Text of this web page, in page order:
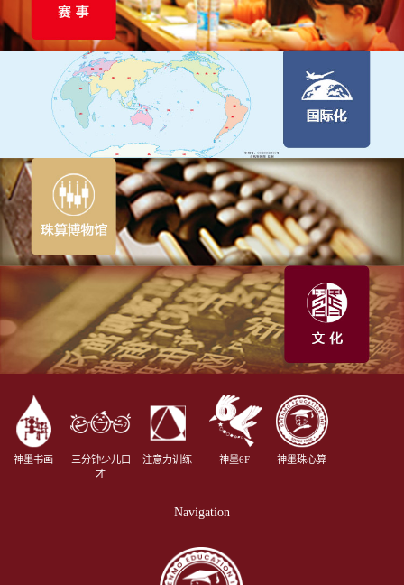
神墨书画
三分钟少儿口
才
注意力训练 神墨6F 神墨珠心算
Navigation